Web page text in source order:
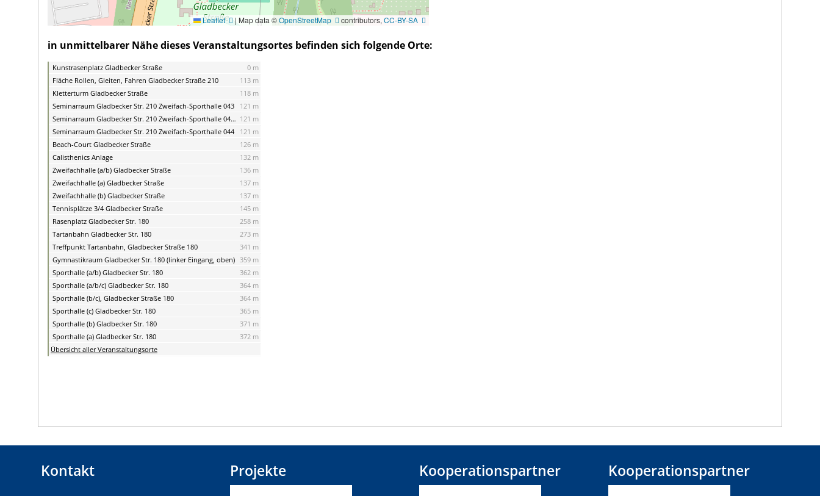
Leaflet |Map data ©OpenStreetMap contributors,CC-BY-SA
in unmittelbarer Nähe dieses Veranstaltungsortes befinden sich folgende Orte:
Kunstrasenplatz Gladbecker Straße
0 m
Fläche Rollen, Gleiten, Fahren Gladbecker Straße 210
113 m
Kletterturm Gladbecker Straße
118 m
Seminarraum Gladbecker Str. 210 Zweifach-Sporthalle 043
121 m
Seminarraum Gladbecker Str. 210 Zweifach-Sporthalle 043/044 121 m
Seminarraum Gladbecker Str. 210 Zweifach-Sporthalle 044
121 m
Beach-Court Gladbecker Straße
126 m
Calisthenics Anlage
132 m
Zweifachhalle (a/b) Gladbecker Straße
136 m
Zweifachhalle (a) Gladbecker Straße
137 m
Zweifachhalle (b) Gladbecker Straße
137 m
Tennisplätze 3/4 Gladbecker Straße
145 m
Rasenplatz Gladbecker Str. 180
258 m
Tartanbahn Gladbecker Str. 180
273 m
Treffpunkt Tartanbahn, Gladbecker Straße 180
341 m
Gymnastikraum Gladbecker Str. 180 (linker Eingang, oben) 359 m
Sporthalle (a/b) Gladbecker Str. 180
362 m
Sporthalle (a/b/c) Gladbecker Str. 180
364 m
Sporthalle (b/c), Gladbecker Straße 180
364 m
Sporthalle (c) Gladbecker Str. 180
365 m
Sporthalle (b) Gladbecker Str. 180
371 m
Sporthalle (a) Gladbecker Str. 180
372 m
Übersicht aller Veranstaltungsorte
Kontakt Projekte Kooperationspartner Kooperationspartner